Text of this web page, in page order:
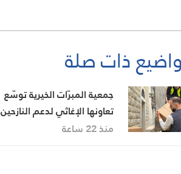
ذات صلة
جمعية المبرّات الخيرية توسّع
تعاونها الإغاثي لدعم النازحين
خلال العدوان
منذ 22 ساعة